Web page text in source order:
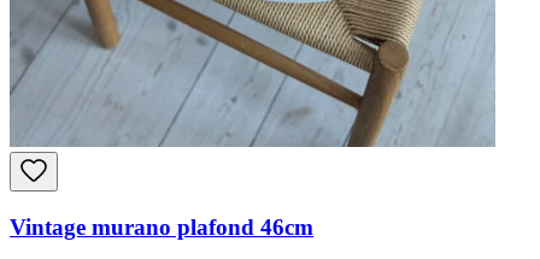
Vintage murano plafond 46cm